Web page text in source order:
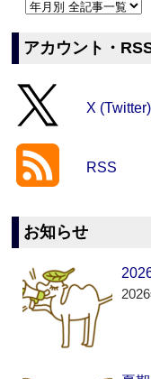
アカウント・
X (Twitter)
RSS
お知らせ